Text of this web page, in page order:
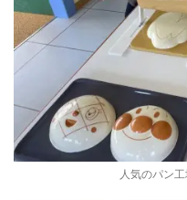
人気のパン